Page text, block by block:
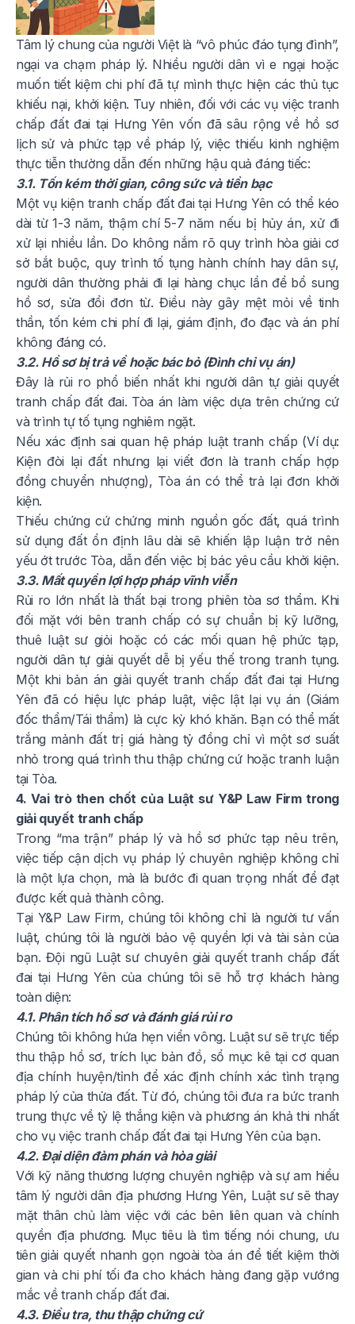
Tâm lý chung của người Việt là “vô phúc đáo tụng đình”,
ngại va chạm pháp lý. Nhiều người dân vì e ngại hoặc
muốn tiết kiệm chi phí đã tự mình thực hiện các thủ tục
khiếu nại, khởi kiện. Tuy nhiên, đối với các vụ việc tranh
chấp đất đai tại Hưng Yên vốn đã sâu rộng về hồ sơ
lịch sử và phức tạp về pháp lý, việc thiếu kinh nghiệm
thực tiễn thường dẫn đến những hậu quả đáng tiếc:
3.1. Tốn kém thời gian, công sức và tiền bạc
Một vụ kiện tranh chấp đất đai tại Hưng Yên có thể kéo
dài từ 1-3 năm, thậm chí 5-7 năm nếu bị hủy án, xử đi
xử lại nhiều lần. Do không nắm rõ quy trình hòa giải cơ
sở bắt buộc, quy trình tố tụng hành chính hay dân sự,
người dân thường phải đi lại hàng chục lần để bổ sung
hồ sơ, sửa đổi đơn từ. Điều này gây mệt mỏi về tinh
thần, tốn kém chi phí đi lại, giám định, đo đạc và án phí
không đáng có.
3.2. Hồ sơ bị trả về hoặc bác bỏ (Đình chỉ vụ án)
Đây là rủi ro phổ biến nhất khi người dân tự giải quyết
tranh chấp đất đai. Tòa án làm việc dựa trên chứng cứ
và trình tự tố tụng nghiêm ngặt.
Nếu xác định sai quan hệ pháp luật tranh chấp (Ví dụ:
Kiện đòi lại đất nhưng lại viết đơn là tranh chấp hợp
đồng chuyển nhượng), Tòa án có thể trả lại đơn khởi
kiện.
Thiếu chứng cứ chứng minh nguồn gốc đất, quá trình
sử dụng đất ổn định lâu dài sẽ khiến lập luận trở nên
yếu ớt trước Tòa, dẫn đến việc bị bác yêu cầu khởi kiện.
3.3. Mất quyền lợi hợp pháp vĩnh viễn
Rủi ro lớn nhất là thất bại trong phiên tòa sơ thẩm. Khi
đối mặt với bên tranh chấp có sự chuẩn bị kỹ lưỡng,
thuê luật sư giỏi hoặc có các mối quan hệ phức tạp,
người dân tự giải quyết dễ bị yếu thế trong tranh tụng.
Một khi bản án giải quyết tranh chấp đất đai tại Hưng
Yên đã có hiệu lực pháp luật, việc lật lại vụ án (Giám
đốc thẩm/Tái thẩm) là cực kỳ khó khăn. Bạn có thể mất
trắng mảnh đất trị giá hàng tỷ đồng chỉ vì một sơ suất
nhỏ trong quá trình thu thập chứng cứ hoặc tranh luận
tại Tòa.
4. Vai trò then chốt của Luật sư Y&P Law Firm trong
giải quyết tranh chấp
Trong “ma trận” pháp lý và hồ sơ phức tạp nêu trên,
việc tiếp cận dịch vụ pháp lý chuyên nghiệp không chỉ
là một lựa chọn, mà là bước đi quan trọng nhất để đạt
được kết quả thành công.
Tại Y&P Law Firm, chúng tôi không chỉ là người tư vấn
luật, chúng tôi là người bảo vệ quyền lợi và tài sản của
bạn. Đội ngũ Luật sư chuyên giải quyết tranh chấp đất
đai tại Hưng Yên của chúng tôi sẽ hỗ trợ khách hàng
toàn diện:
4.1. Phân tích hồ sơ và đánh giá rủi ro
Chúng tôi không hứa hẹn viển vông. Luật sư sẽ trực tiếp
thu thập hồ sơ, trích lục bản đồ, sổ mục kê tại cơ quan
địa chính huyện/tỉnh để xác định chính xác tình trạng
pháp lý của thửa đất. Từ đó, chúng tôi đưa ra bức tranh
trung thực về tỷ lệ thắng kiện và phương án khả thi nhất
cho vụ việc tranh chấp đất đai tại Hưng Yên của bạn.
4.2. Đại diện đàm phán và hòa giải
Với kỹ năng thương lượng chuyên nghiệp và sự am hiểu
tâm lý người dân địa phương Hưng Yên, Luật sư sẽ thay
mặt thân chủ làm việc với các bên liên quan và chính
quyền địa phương. Mục tiêu là tìm tiếng nói chung, ưu
tiên giải quyết nhanh gọn ngoài tòa án để tiết kiệm thời
gian và chi phí tối đa cho khách hàng đang gặp vướng
mắc về tranh chấp đất đai.
4.3. Điều tra, thu thập chứng cứ